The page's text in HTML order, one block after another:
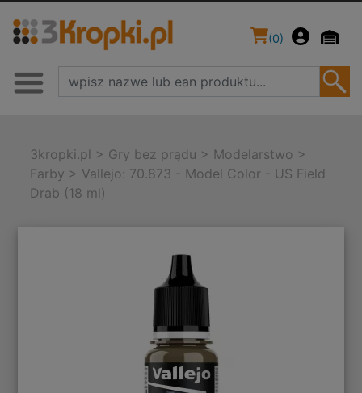
(0)
3kropki.pl > Gry bez prądu > Modelarstwo >
Farby > Vallejo: 70.873 - Model Color - US Field
Drab (18 ml)